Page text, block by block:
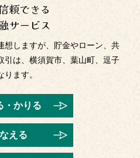
葉山の野菜を応援♪キャンペー
ご案内
り』開園中！
頼できる
サービス
想しますが、貯金やローン、共
引は、横須賀市、葉山町、逗子
ます。
・かりる
える